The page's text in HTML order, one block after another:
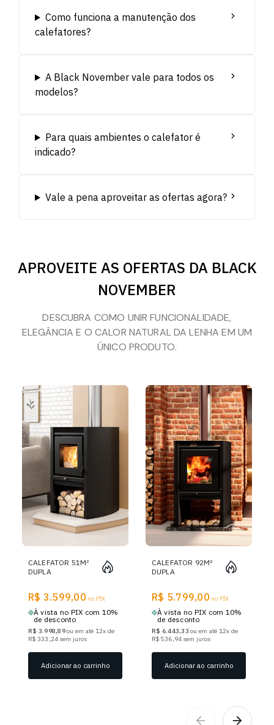
Como funciona a manutenção dos
calefatores?
A Black November vale para todos os
modelos?
Para quais ambientes o calefator é
indicado?
Vale a pena aproveitar as ofertas agora?
APROVEITE AS OFERTAS DA BLACK
NOVEMBER
DESCUBRA COMO UNIR FUNCIONALIDADE,
ELEGÂNCIA E O CALOR NATURAL DA LENHA EM UM
ÚNICO PRODUTO.
CALEFATOR 51M²
DUPLA
680GF - GRAFITE
R$ 3.599,00 no PIX
À vista no PIX com 10%
de desconto
R$ 3.998,89ou em até 12x de
R$ 333,24 sem juros
Adicionar ao carrinho
CALEFATOR 92M²
DUPLA
880GF - GRAFITE
R$ 5.799,00 no PIX
À vista no PIX com 10%
de desconto
R$ 6.443,33ou em até 12x de
R$ 536,94 sem juros
Adicionar ao carrinho